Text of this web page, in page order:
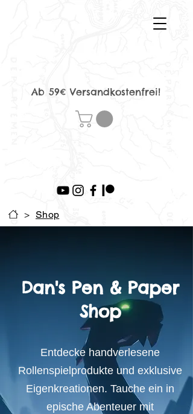
Ab 59€ Versandkostenfrei!
> Shop
Dan's Pen & Paper
Shop
Entdecke handverlesene
Rollenspielprodukte und exklusive
Eigenkreationen. Tauche ein in
epische Abenteuer mit